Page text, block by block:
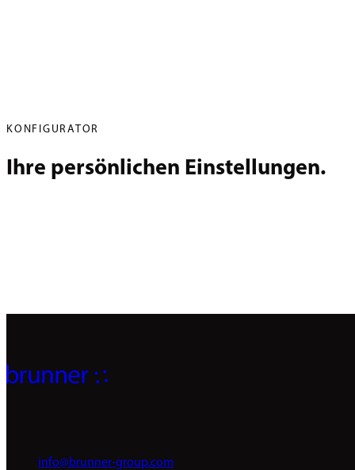
KONFIGURATOR
Ihre persönlichen Einstellungen.
info@brunner-group.com